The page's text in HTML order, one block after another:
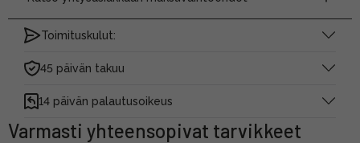
Toimituskulut:
45 päivän takuu
14 päivän palautusoikeus
Varmasti yhteensopivat tarvikkeet